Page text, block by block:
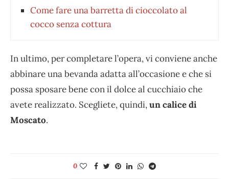
Come fare una barretta di cioccolato al
cocco senza cottura
In ultimo, per completare l’opera, vi conviene anche
abbinare una bevanda adatta all’occasione e che si
possa sposare bene con il dolce al cucchiaio che
avete realizzato. Scegliete, quindi,un calice di
Moscato.
0